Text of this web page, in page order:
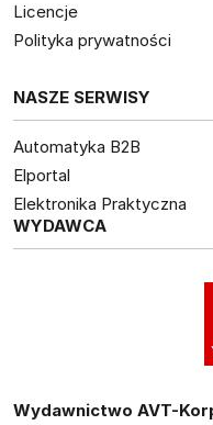
Licencje
Polityka prywatności
NASZE SERWISY
Automatyka B2B
Elportal
Elektronika Praktyczna
WYDAWCA
Wydawnictwo AVT-